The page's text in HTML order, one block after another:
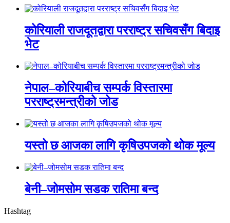
कोरियाली राजदूतद्वारा परराष्ट्र सचिवसँग बिदाइ
भेट
नेपाल–कोरियाबीच सम्पर्क विस्तारमा
परराष्ट्रमन्त्रीको जोड
यस्तो छ आजका लागि कृषिउपजको थोक मूल्य
बेनी–जोमसोम सडक रातिमा बन्द
Hashtag